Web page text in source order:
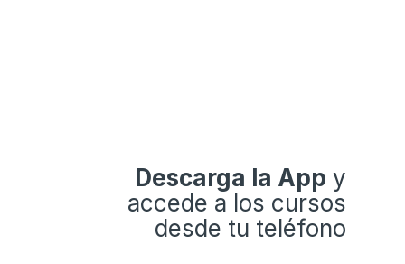
Descarga la App y
accede a los cursos
desde tu teléfono